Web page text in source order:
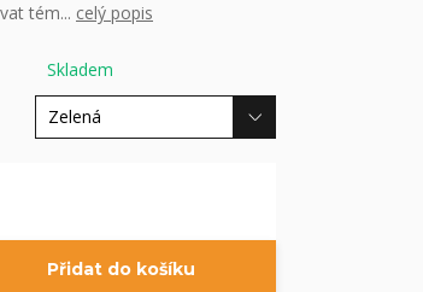
tém... celý popis
Skladem
Přidat do košíku